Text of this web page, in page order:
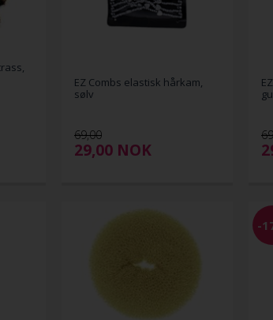
EZ Combs elastisk hårkam,
sølv
69,00
29,00 NOK
-